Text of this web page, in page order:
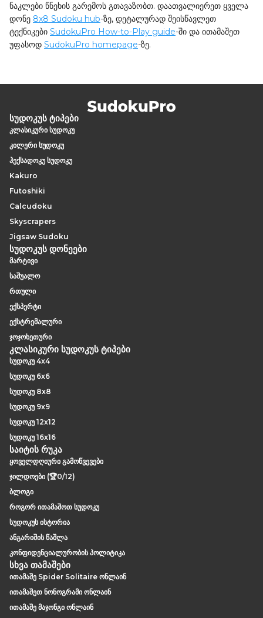
ნაკლები წნეხის გარემოს გთავაზობთ. დაათვალიერეთ ყველა
დონე 8x8 Sudoku hub-ზე, დეტალურად შეისწავლეთ
ტექნიკები SudokuPro How-to-Play guide-ში და ითამაშეთ
უფასოდ SudokuPro homepage-ზე.
სუდოკუს ტიპები
კლასიკური სუდოკუ
კილერი სუდოკუ
ჰექსადოკუ სუდოკუ
Kakuro
Futoshiki
Calcudoku
Skyscrapers
Jigsaw Sudoku
სუდოკუს დონეები
მარტივი
საშუალო
რთული
ექსპერტი
ექსტრემალური
ჯოჯოხეთური
კლასიკური სუდოკუს ტიპები
სუდოკუ 4x4
სუდოკუ 6x6
სუდოკუ 8x8
სუდოკუ 9x9
სუდოკუ 12x12
სუდოკუ 16x16
საიტის რუკა
ყოველდღიური გამოწვევები
ჯილდოები (🏆0/12)
ბლოგი
როგორ ითამაშოთ სუდოკუ
სუდოკუს ისტორია
ანგარიშის წაშლა
კონფიდენციალურობის პოლიტიკა
სხვა თამაშები
ითამაშე Spider Solitaire ონლაინ
ითამაშეთ ნონოგრამი ონლაინ
ითამაშე მაჯონგი ონლაინ